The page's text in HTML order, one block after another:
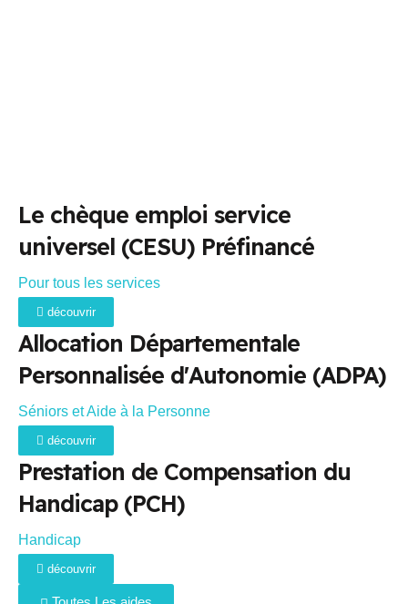
Le chèque emploi service
universel (CESU) Préfinancé
Pour tous les services
découvrir
Allocation Départementale
Personnalisée d'Autonomie (ADPA)
Séniors et Aide à la Personne
découvrir
Prestation de Compensation du
Handicap (PCH)
Handicap
découvrir